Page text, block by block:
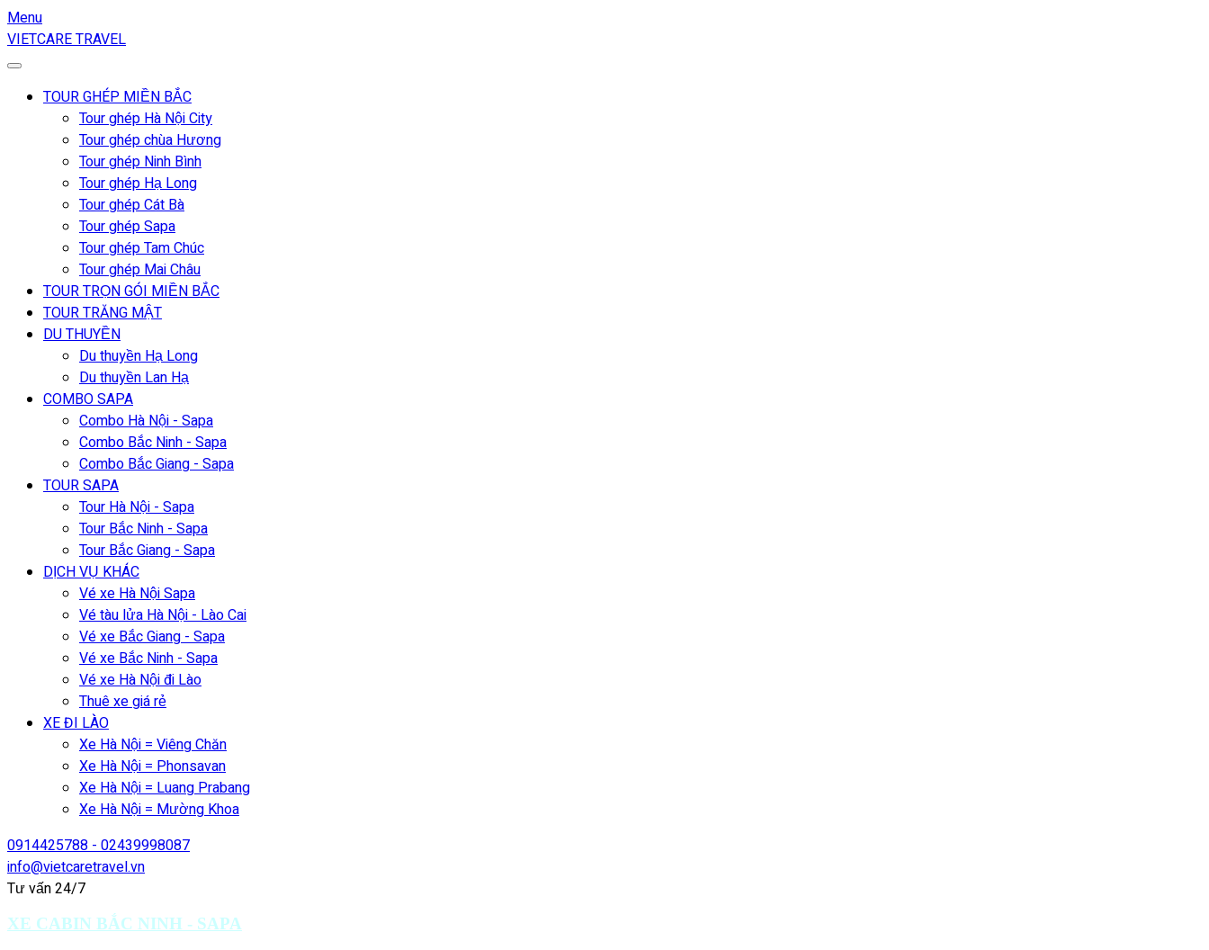
Menu
VIETCARE TRAVEL
TOUR GHÉP MIỀN BẮC
Tour ghép Hà Nội City
Tour ghép chùa Hương
Tour ghép Ninh Bình
Tour ghép Hạ Long
Tour ghép Cát Bà
Tour ghép Sapa
Tour ghép Tam Chúc
Tour ghép Mai Châu
TOUR TRỌN GÓI MIỀN BẮC
TOUR TRĂNG MẬT
DU THUYỀN
Du thuyền Hạ Long
Du thuyền Lan Hạ
COMBO SAPA
Combo Hà Nội - Sapa
Combo Bắc Ninh - Sapa
Combo Bắc Giang - Sapa
TOUR SAPA
Tour Hà Nội - Sapa
Tour Bắc Ninh - Sapa
Tour Bắc Giang - Sapa
DỊCH VỤ KHÁC
Vé xe Hà Nội Sapa
Vé tàu lửa Hà Nội - Lào Cai
Vé xe Bắc Giang - Sapa
Vé xe Bắc Ninh - Sapa
Vé xe Hà Nội đi Lào
Thuê xe giá rẻ
XE ĐI LÀO
Xe Hà Nội = Viêng Chăn
Xe Hà Nội = Phonsavan
Xe Hà Nội = Luang Prabang
Xe Hà Nội = Mường Khoa
0914425788 - 02439998087
info@vietcaretravel.vn
Tư vấn 24/7
XE CABIN BẮC NINH - SAPA